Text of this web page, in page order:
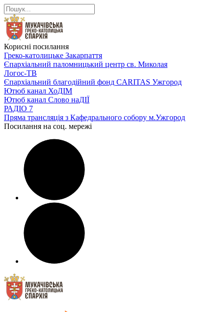
Корисні посилання
Греко-католицьке Закарпаття
Єпархіальний паломницький центр св. Миколая
Логос-ТВ
Єпархіальний благодійний фонд CARITAS Ужгород
Ютюб канал ХоДІМ
Ютюб канал Слово наДІЇ
РАДІО 7
Пряма трансляція з Кафедрального собору м.Ужгород
Посилання на соц. мережі